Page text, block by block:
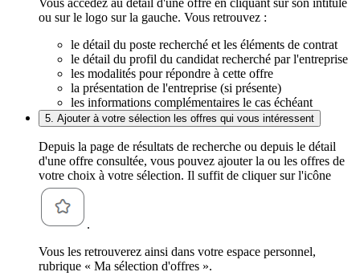
Vous accédez au détail d'une offre en cliquant sur son intitulé
ou sur le logo sur la gauche. Vous retrouvez :
le détail du poste recherché et les éléments de contrat
le détail du profil du candidat recherché par l'entreprise
les modalités pour répondre à cette offre
la présentation de l'entreprise (si présente)
les informations complémentaires le cas échéant
5. Ajouter à votre sélection les offres qui vous intéressent
Depuis la page de résultats de recherche ou depuis le détail
d'une offre consultée, vous pouvez ajouter la ou les offres de
votre choix à votre sélection. Il suffit de cliquer sur l'icône
.
Vous les retrouverez ainsi dans votre espace personnel,
rubrique « Ma sélection d'offres ».